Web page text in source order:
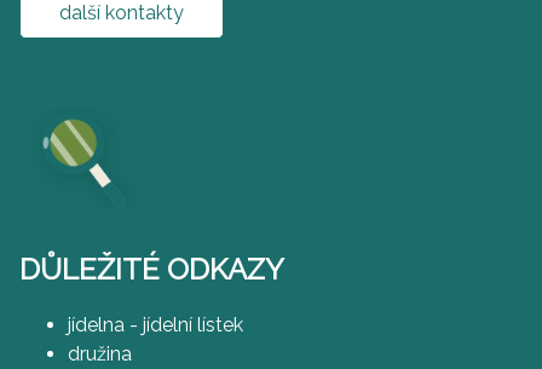
další kontakty
DŮLEŽITÉ ODKAZY
jídelna - jídelní lístek
družina